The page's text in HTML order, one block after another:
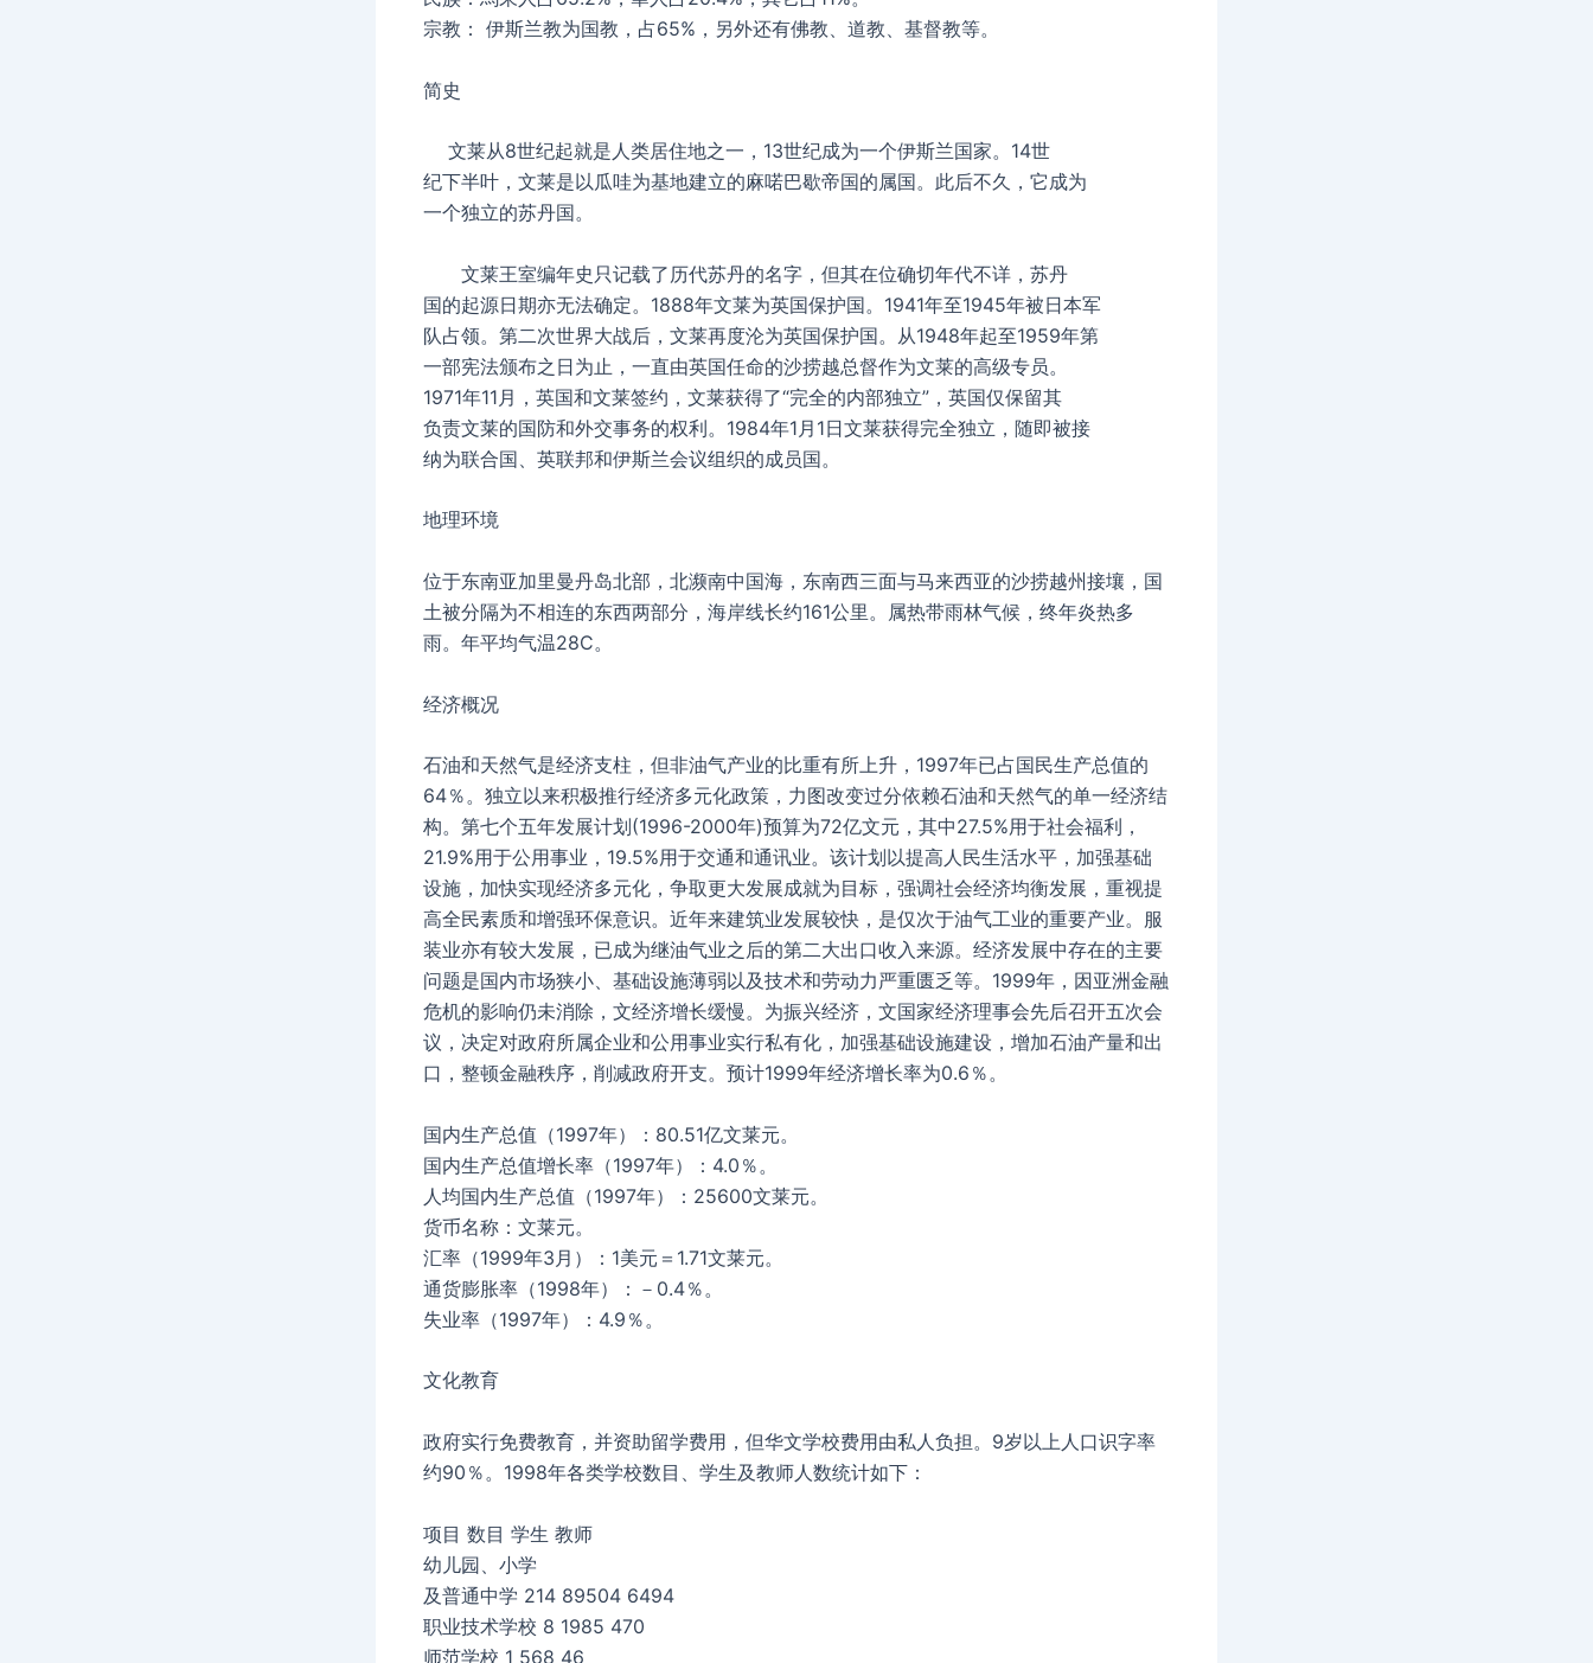
宗教： 伊斯兰教为国教，占65%，另外还有佛教、道教、基督教等。
简史
文莱从8世纪起就是人类居住地之一，13世纪成为一个伊斯兰国家。14世
纪下半叶，文莱是以瓜哇为基地建立的麻喏巴歇帝国的属国。此后不久，它成为
一个独立的苏丹国。
文莱王室编年史只记载了历代苏丹的名字，但其在位确切年代不详，苏丹
国的起源日期亦无法确定。1888年文莱为英国保护国。1941年至1945年被日本军
队占领。第二次世界大战后，文莱再度沦为英国保护国。从1948年起至1959年第
一部宪法颁布之日为止，一直由英国任命的沙捞越总督作为文莱的高级专员。
1971年11月，英国和文莱签约，文莱获得了“完全的内部独立”，英国仅保留其
负责文莱的国防和外交事务的权利。1984年1月1日文莱获得完全独立，随即被接
纳为联合国、英联邦和伊斯兰会议组织的成员国。
地理环境
位于东南亚加里曼丹岛北部，北濒南中国海，东南西三面与马来西亚的沙捞越州接壤，国
土被分隔为不相连的东西两部分，海岸线长约161公里。属热带雨林气候，终年炎热多
雨。年平均气温28C。
经济概况
石油和天然气是经济支柱，但非油气产业的比重有所上升，1997年已占国民生产总值的
64％。独立以来积极推行经济多元化政策，力图改变过分依赖石油和天然气的单一经济结
构。第七个五年发展计划(1996-2000年)预算为72亿文元，其中27.5%用于社会福利，
21.9%用于公用事业，19.5%用于交通和通讯业。该计划以提高人民生活水平，加强基础
设施，加快实现经济多元化，争取更大发展成就为目标，强调社会经济均衡发展，重视提
高全民素质和增强环保意识。近年来建筑业发展较快，是仅次于油气工业的重要产业。服
装业亦有较大发展，已成为继油气业之后的第二大出口收入来源。经济发展中存在的主要
问题是国内市场狭小、基础设施薄弱以及技术和劳动力严重匮乏等。1999年，因亚洲金融
危机的影响仍未消除，文经济增长缓慢。为振兴经济，文国家经济理事会先后召开五次会
议，决定对政府所属企业和公用事业实行私有化，加强基础设施建设，增加石油产量和出
口，整顿金融秩序，削减政府开支。预计1999年经济增长率为0.6％。
国内生产总值（1997年）：80.51亿文莱元。
国内生产总值增长率（1997年）：4.0％。
人均国内生产总值（1997年）：25600文莱元。
货币名称：文莱元。
汇率（1999年3月）：1美元＝1.71文莱元。
通货膨胀率（1998年）：－0.4％。
失业率（1997年）：4.9％。
文化教育
政府实行免费教育，并资助留学费用，但华文学校费用由私人负担。9岁以上人口识字率
约90％。1998年各类学校数目、学生及教师人数统计如下：
项目 数目 学生 教师
幼儿园、小学
及普通中学 214 89504 6494
职业技术学校 8 1985 470
师范学校 1 568 46